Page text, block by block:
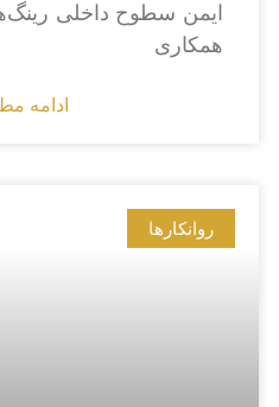
ایمن سطوح داخلی
همکاری
ادامه
روانکارها